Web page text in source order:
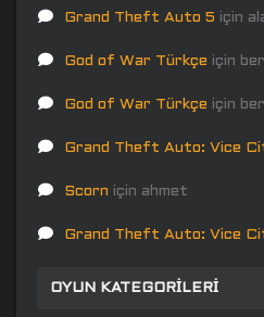
Grand Theft Auto 5 için
God of War Türkçe için
God of War Türkçe için
Grand Theft Auto: Vice
Scorn için ahmet
Grand Theft Auto: Vice
OYUN KATEGORILERI